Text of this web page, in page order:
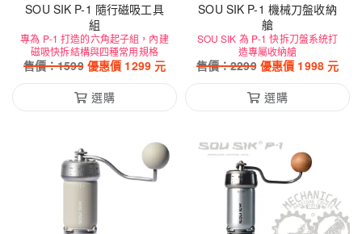
SOU SIK P-1 隨行磁吸工具
組
專為 P-1 打造的六角起子組，內建
磁吸快拆結構與四種常用規格
售價：1599 優惠價 1299元
選購
SOU SIK P-1 機械刀盤收納
艙
SOU SIK 為 P-1 快拆刀盤系統打
造專屬收納艙
售價：2299 優惠價 1998元
選購